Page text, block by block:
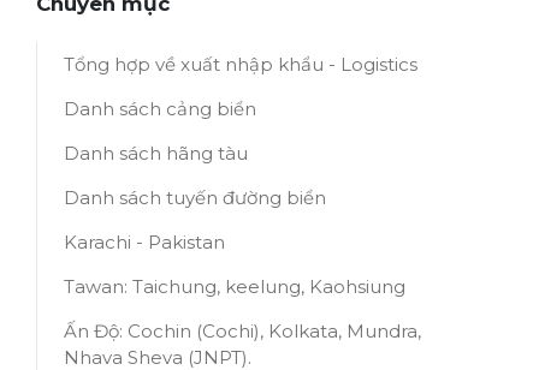
Tổng hợp về xuất nhập khẩu - Logistics
Danh sách cảng biển
Danh sách hãng tàu
Danh sách tuyến đường biển
Karachi - Pakistan
Tawan: Taichung, keelung, Kaohsiung
Ấn Độ: Cochin (Cochi), Kolkata, Mundra,
Nhava Sheva (JNPT).